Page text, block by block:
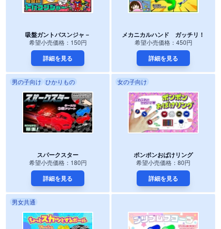
吸盤ガントバスンジャ－
希望小売価格：150円
詳細を見る
メカニカルハンド ガッチリ！
希望小売価格：450円
詳細を見る
男の子向け ひかりもの
スパークスター
希望小売価格：180円
詳細を見る
女の子向け
ポンポンおばけリング
希望小売価格：80円
詳細を見る
男女共通